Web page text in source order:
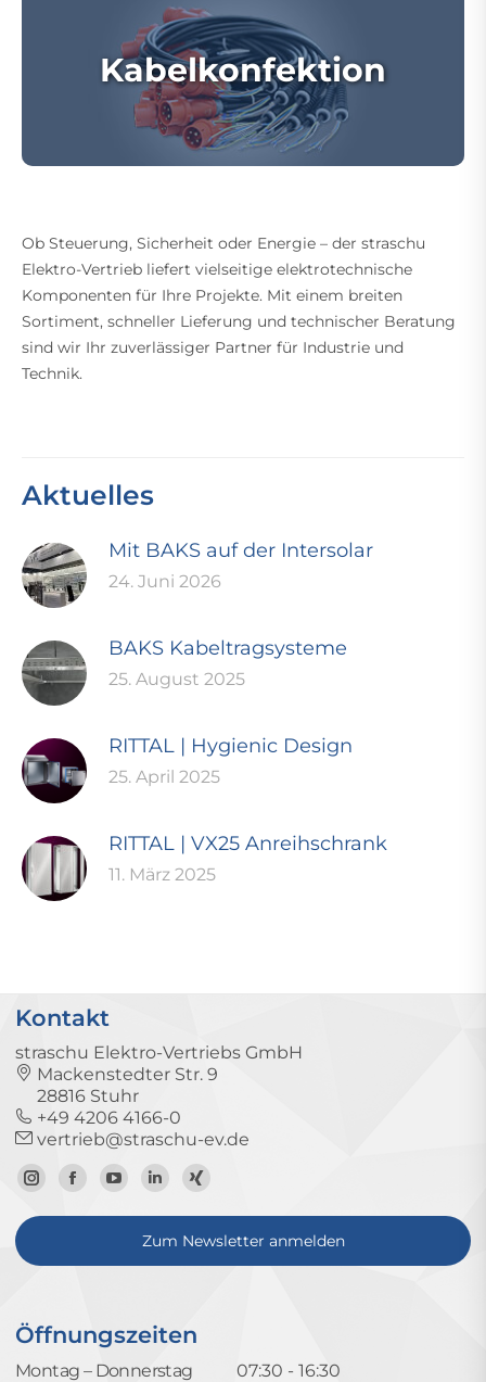
Kabelkonfektion
Ob Steuerung, Sicherheit oder Energie – der straschu
Elektro-Vertrieb liefert vielseitige elektrotechnische
Komponenten für Ihre Projekte. Mit einem breiten
Sortiment, schneller Lieferung und technischer Beratung
sind wir Ihr zuverlässiger Partner für Industrie und
Technik.
Aktuelles
Mit BAKS auf der Intersolar
24. Juni 2026
BAKS Kabeltragsysteme
25. August 2025
RITTAL | Hygienic Design
25. April 2025
RITTAL | VX25 Anreihschrank
11. März 2025
Kontakt
straschu Elektro-Vertriebs GmbH
Mackenstedter Str. 9
28816 Stuhr
+49 4206 4166-0
vertrieb@straschu-ev.de
Zum
Instagram-
Zur
Facebook-
Zum
YouTube-
Kanal
Zum
LinkedIn-
Profil
Zum
Xing-
Profil
Zum Newsletter anmelden
Öffnungszeiten
Montag – Donnerstag
07:30 - 16:30